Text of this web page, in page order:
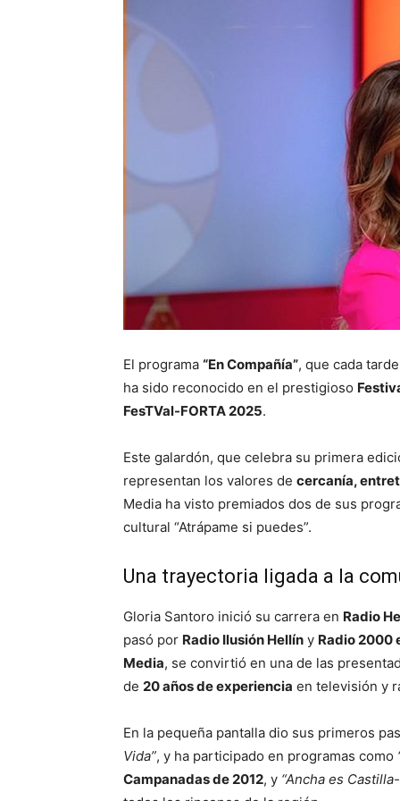
El programa “En Compañía”, que cada
ha sido reconocido en el prestigioso
FesTVal-FORTA 2025.
Este galardón, que celebra su primera
representan los valores de cercanía,
Media ha visto premiados dos de sus
cultural “Atrápame si puedes”.
Una trayectoria ligada a la
Gloria Santoro inició su carrera en Radio
pasó por Radio Ilusión Hellín y Radio 2000
Media, se convirtió en una de las
de 20 años de experiencia en televisión y
En la pequeña pantalla dio sus primeros
Vida”, y ha participado en programas como
Campanadas de 2012, y “Ancha es